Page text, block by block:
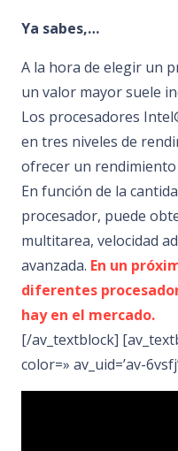
Ya sabes,…
A la hora de elegir un
un valor mayor suele
Los procesadores
en tres niveles de
ofrecer un
En función de la
procesador, puede
multitarea, velocidad
avanzada. En un
diferentes
hay en el mercado.
[/av_textblock]
color=» av_uid=’av-